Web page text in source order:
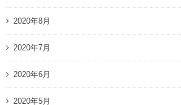
2020年8月
2020年7月
2020年6月
2020年5月